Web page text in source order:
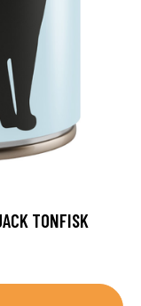
TONFISK